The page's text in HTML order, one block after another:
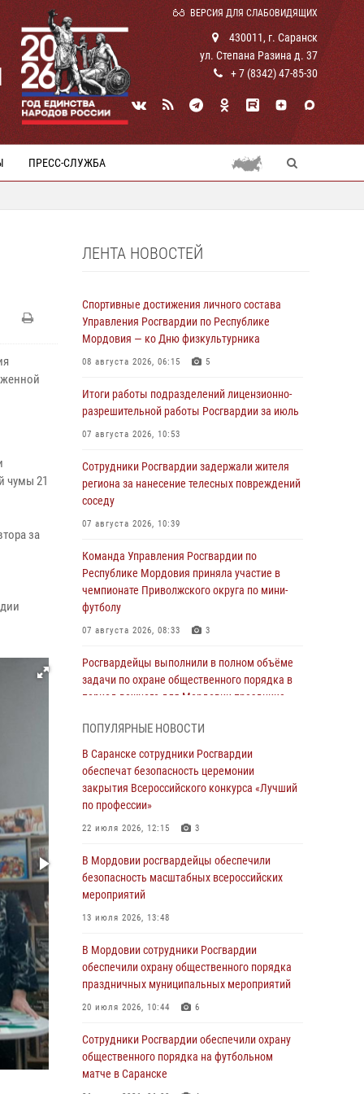
ВЕРСИЯ ДЛЯ СЛАБОВИДЯЩИХ
430011, г. Саранск
ул. Степана Разина д. 37
+ 7 (8342) 47-85-30
ПРЕСС-СЛУЖБА
чумы 21
за
ЛЕНТА НОВОСТЕЙ
Спортивные достижения личного состава
Управления Росгвардии по Республике
Мордовия — ко Дню физкультурника
08 августа 2026, 06:15 5
Итоги работы подразделений лицензионно-
разрешительной работы Росгвардии за июль
07 августа 2026, 10:53
Сотрудники Росгвардии задержали жителя
региона за нанесение телесных повреждений
соседу
07 августа 2026, 10:39
Команда Управления Росгвардии по
Республике Мордовия приняла участие в
чемпионате Приволжского округа по мини-
футболу
07 августа 2026, 08:33 3
Росгвардейцы выполнили в полном объёме
задачи по охране общественного порядка в
период важного для Мордовии праздника
В Мордовии руководство и личный состав
Росгвардии приняли участие в празднествах,
посвящённых 25-летию канонизации Фёдора
Ушакова
06 августа 2026, 08:14
В Саранске сотрудники Росгвардии
задержали дебошира, повредившего
имущество в кафе
06 августа 2026, 07:03
В Саранске по обращению жителей
правоохранители отреагировали
незамедлительно
05 августа 2026, 15:04
В Саранске сотрудники Росгвардии
задержали мужчину, подозреваемого в
причинении телесных повреждений супруге
ПОПУЛЯРНЫЕ НОВОСТИ
В Саранске сотрудники Росгвардии
обеспечат безопасность церемонии
закрытия Всероссийского конкурса «Лучший
по профессии»
22 июля 2026, 12:15 3
В Мордовии росгвардейцы обеспечили
безопасность масштабных всероссийских
мероприятий
13 июля 2026, 13:48
В Мордовии сотрудники Росгвардии
обеспечили охрану общественного порядка
праздничных муниципальных мероприятий
20 июля 2026, 10:44 6
Сотрудники Росгвардии обеспечили охрану
общественного порядка на футбольном
матче в Саранске